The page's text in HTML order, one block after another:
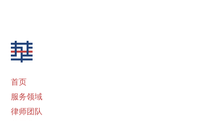
首页
服务领域
律师团队